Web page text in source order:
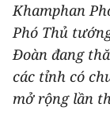
DU LỊCH
THẾ GIỚI
THỂ THAO
Khamphan
Phó Thủ
Đoàn đang
các tỉnh có
mở rộng lần